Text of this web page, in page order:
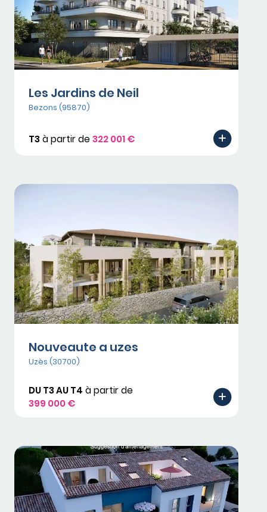
Les Jardins de Neil
Bezons (95870)
T3à partir de 322 001 €
Nouveaute a uzes
Uzès (30700)
DU T3 AU T4 à partir de
399 000 €